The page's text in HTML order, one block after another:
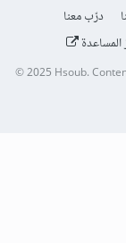
درّب معنا
المساعدة
© 2025Hsoub.